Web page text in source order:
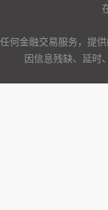
何金融交易服务，提
因信息残缺、延时